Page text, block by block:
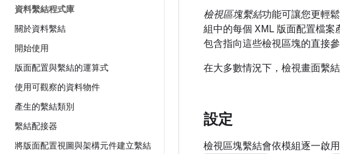
資料繫結程式庫
關於資料繫結
開始使用
版面配置與繫結的運算式
使用可觀察的資料物件
產生的繫結類別
繫結配接器
將版面配置視圖與架構元件建立繫結
檢視區塊繫結功能可讓您更輕
組中的每個 XML 版面配置檔案
包含指向這些檢視區塊的直接參
在大多數情況下，檢視畫面繫
設定
檢視區塊繫結會依模組逐一啟